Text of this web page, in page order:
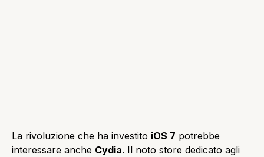
La rivoluzione che ha investito iOS 7 potrebbe
interessare anche Cydia. Il noto store dedicato agli